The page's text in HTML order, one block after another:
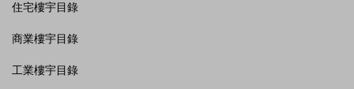
住宅樓宇目錄
商業樓宇目錄
工業樓宇目錄